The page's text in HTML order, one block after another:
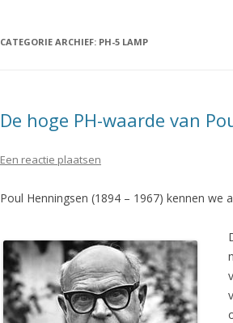
JEAN-LOUIS DOMECQ
POUL HENNINGSEN
HVIDT & MOLGAARD
ARNE JACOBSEN
PIERRE JEANNERET
JIELDE LAMP
KJAERHOLM PK22
LES ARCS CHAIR
PH-5 LAMP
CATEGORIE ARCHIEF: PH-5 LAMP
De hoge PH-waarde van
Een reactie plaatsen
Poul Henningsen (1894 – 1967) kennen we